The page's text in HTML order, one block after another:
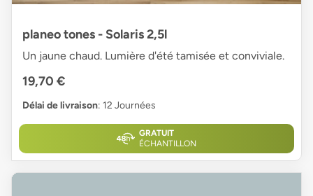
planeo tones - Solaris 2,5l
Un jaune chaud. Lumière d'été tamisée et conviviale.
19,70 €
Délai de livraison: 12 Journées
GRATUIT
ÉCHANTILLON